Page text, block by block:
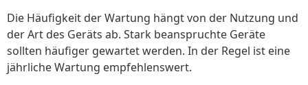
Die Häufigkeit der Wartung hängt von der Nutzung und
der Art des Geräts ab. Stark beanspruchte Geräte
sollten häufiger gewartet werden. In der Regel ist eine
jährliche Wartung empfehlenswert.